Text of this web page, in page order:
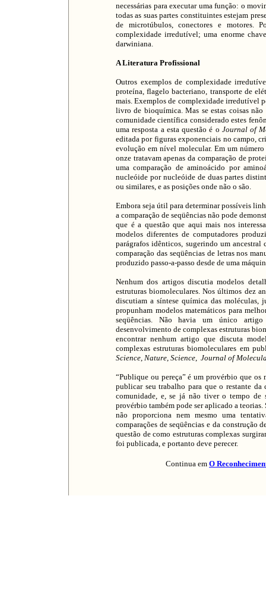
necessárias para executar uma função: o
todas as suas partes constituintes estejam
de microtúbulos, conectores e motores.
complexidade irredutível; uma enorme
darwiniana.
A Literatura Profissional
Outros exemplos de complexidade
proteína, flagelo bacteriano, transporte de
mais. Exemplos de complexidade irredutível
livro de bioquímica. Mas se estas coisas
comunidade científica considerado estes
uma resposta a esta questão é o Journal of
editada por figuras exponenciais no campo,
evolução em nível molecular. Em um
onze tratavam apenas da comparação de
uma comparação de aminoácido por
nucleóide por nucleóide de duas partes
ou similares, e as posições onde não o são.
Embora seja útil para determinar possíveis
a comparação de seqüências não pode
que é a questão que aqui mais nos
modelos diferentes de computadores
parágrafos idênticos, sugerindo um ancestral
comparação das seqüências de letras nos
produzido passo-a-passo desde de uma
Nenhum dos artigos discutia modelos
estruturas biomoleculares. Nos últimos dez
discutiam a síntese química das moléculas,
propunham modelos matemáticos para
seqüências. Não havia um único
desenvolvimento de complexas estruturas
encontrar nenhum artigo que discuta
complexas estruturas biomoleculares em
Science, Nature, Science, Journal of
“Publique ou pereça” é um provérbio que
publicar seu trabalho para que o restante
comunidade, e, se já não tiver o tempo de
provérbio também pode ser aplicado a
não proporciona nem mesmo uma
comparações de seqüências e da construção
questão de como estruturas complexas
foi publicada, e portanto deve perecer.
Continua em O